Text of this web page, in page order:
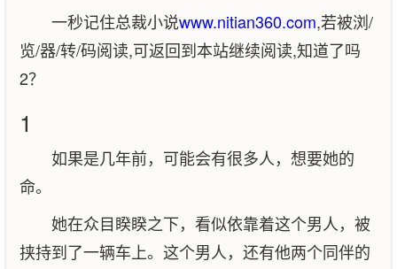
一秒记住总裁小说www.nitian360.com,若被浏/
览/器/转/码阅读,可返回到本站继续阅读,知道了吗
2？
1
如果是几年前，可能会有很多人，想要她的
命。
她在众目睽睽之下，看似依靠着这个男人，被
挟持到了一辆车上。这个男人，还有他两个同伴的